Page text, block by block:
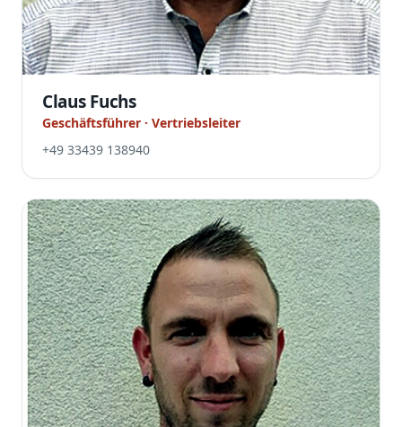
Claus Fuchs
Geschäftsführer · Vertriebsleiter
+49 33439 138940